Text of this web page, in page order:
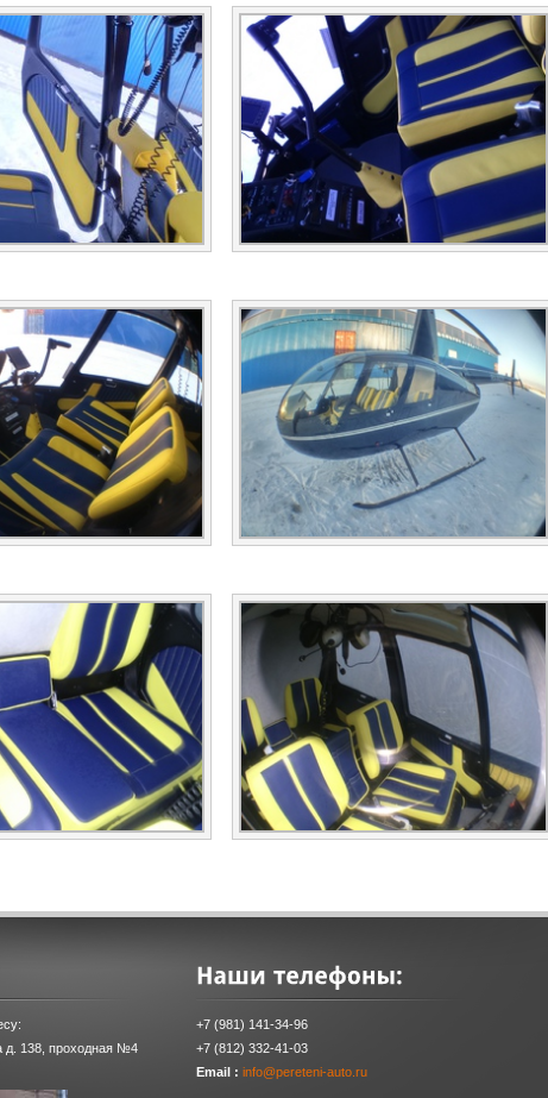
д. 138, проходная №4
+7 (981) 141-34-96
+7 (812) 332-41-03
Email : info@pereteni-auto.ru